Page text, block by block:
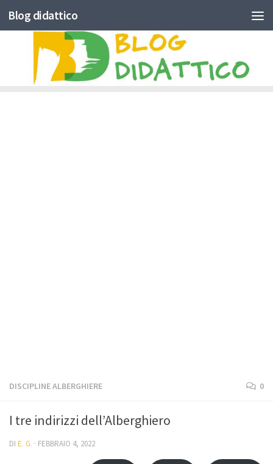
Skip to content
Blog didattico
DISCIPLINE ALBERGHIERE 0
I tre indirizzi dell’Alberghiero
DI E. G. · FEBBRAIO 4, 2022